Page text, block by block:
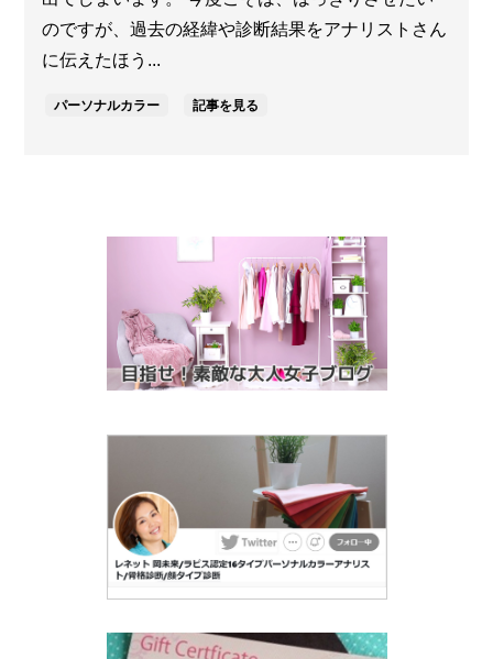
のですが、過去の経緯や診断結果をアナリストさん
に伝えたほう...
パーソナルカラー 記事を見る